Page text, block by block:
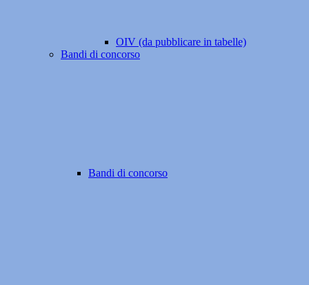
OIV (da pubblicare in tabelle)
Bandi di concorso
Bandi di concorso